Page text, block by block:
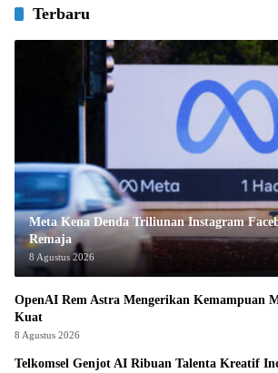
Terbaru
Meta Kena Denda Triliunan Instagram
Remaja
8 Agustus 2026
OpenAI Rem Astra Mengerikan Kemampuan
Kuat
8 Agustus 2026
Telkomsel Genjot AI Ribuan Talenta Kreatif